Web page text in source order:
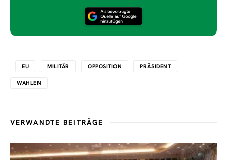
EU MILITÄR OPPOSITION PRÄSIDENT
WAHLEN
VERWANDTE BEITRÄGE